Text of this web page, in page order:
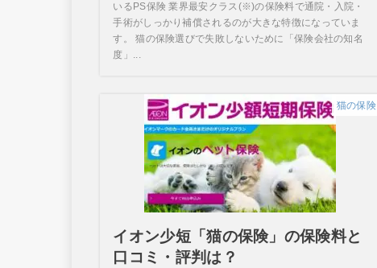
いるPS保険 業界最安クラス(※)の保険料で通院・入院・
手術がしっかり補償されるのが大きな特徴になっていま
す。 猫の保険選びで失敗しないために「保険会社の知名
度」...
猫の保険
イオン少短「猫の保険」の保険料と
口コミ・評判は？